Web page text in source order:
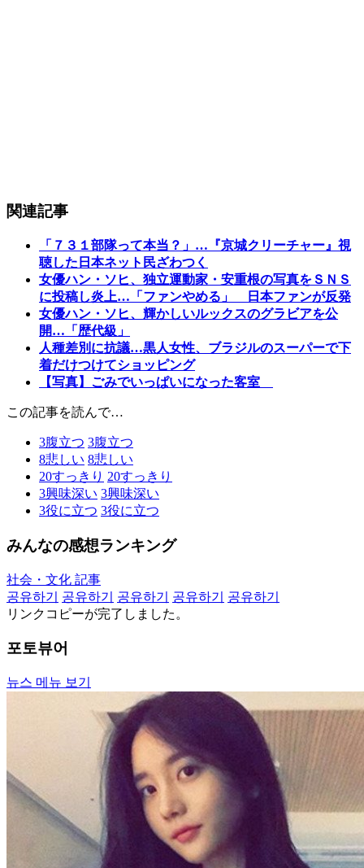
関連記事
「７３１部隊って本当？」…『京城クリーチャー』視
聴した日本ネット民ざわつく
女優ハン・ソヒ、独立運動家・安重根の写真をＳＮＳ
に投稿し炎上…「ファンやめる」 日本ファンが反発
女優ハン・ソヒ、輝かしいルックスのグラビアを公
開…「歴代級」
人種差別に抗議…黒人女性、ブラジルのスーパーで下
着だけつけてショッピング
【写真】ごみでいっぱいになった客室
この記事を読んで…
3腹立つ 3腹立つ
8悲しい 8悲しい
20すっきり 20すっきり
3興味深い 3興味深い
3役に立つ 3役に立つ
みんなの感想ランキング
社会・文化 記事
공유하기
공유하기 공유하기 공유하기
공유하기
リンクコピーが完了しました。
포토뷰어
뉴스 메뉴 보기